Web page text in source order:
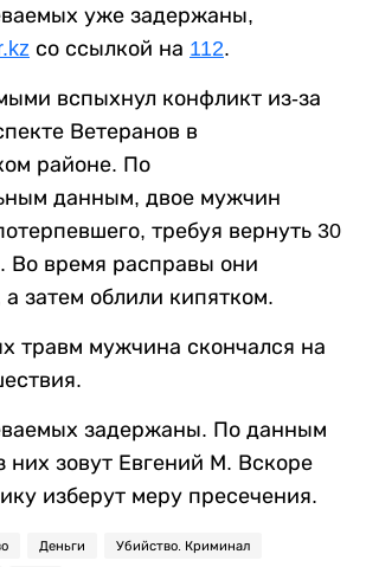
уже задержаны,
со ссылкой на 112.
вспыхнул конфликт из-за
Ветеранов в
районе. По
данным, двое мужчин
требуя вернуть 30
Во время расправы они
а затем облили кипятком.
травм мужчина скончался на
задержаны. По данным
них зовут Евгений М. Вскоре
изберут меру пресечения.
Деньги Убийство. Криминал